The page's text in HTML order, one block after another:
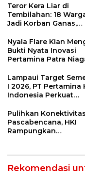
Ngamuk Kepung
Pekanbaru!
Teror Kera Liar di
Tembilahan: 18
Jadi Korban Ganas,
12 Jahitan!
Nyala Flare Kian
Bukti Nyata Inovasi
Pertamina Patra
Net Zero Emission
Lampaui Target
I 2026, PT Pertamina
Indonesia Perkuat
Nasional Lewat
Keselamatan Kerja
Pulihkan Konektivitas
Pascabencana, HKI
Rampungkan
Rekomendasi